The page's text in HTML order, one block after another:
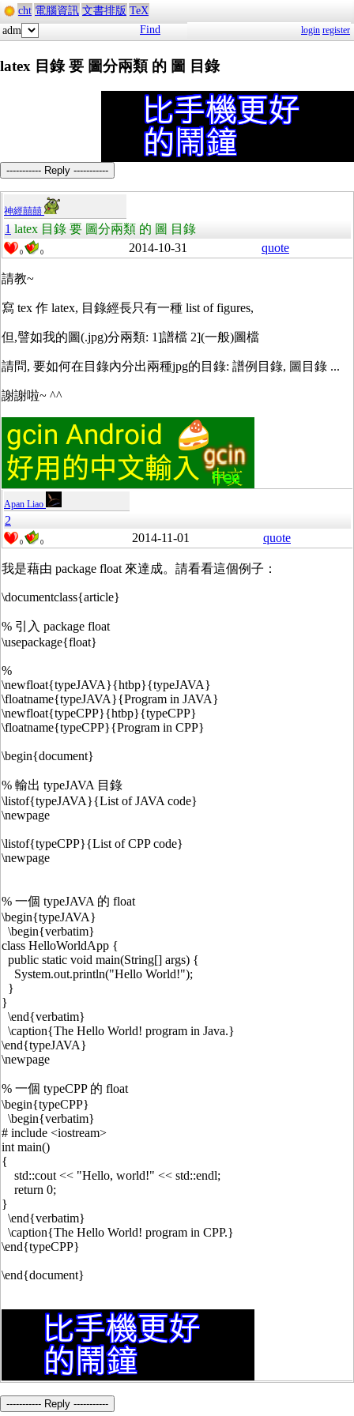
cht 電腦資訊 文書排版 TeX
adm
Find login register
latex 目錄 要 圖分兩類 的 圖 目錄
----------- Reply -----------
神經囍囍
1 latex 目錄 要 圖分兩類 的 圖 目錄
0 0 2014-10-31 quote
請教~
寫 tex 作 latex, 目錄經長只有一種 list of figures,
但,譬如我的圖(.jpg)分兩類: 1]譜檔 2](一般)圖檔
請問, 要如何在目錄內分出兩種jpg的目錄: 譜例目錄, 圖目錄 ...
謝謝啦~ ^^
Apan Liao
2
0 0 2014-11-01 quote
我是藉由 package float 來達成。請看看這個例子：
\documentclass{article}
% 引入 package float
\usepackage{float}
%
\newfloat{typeJAVA}{htbp}{typeJAVA}
\floatname{typeJAVA}{Program in JAVA}
\newfloat{typeCPP}{htbp}{typeCPP}
\floatname{typeCPP}{Program in CPP}
\begin{document}
% 輸出 typeJAVA 目錄
\listof{typeJAVA}{List of JAVA code}
\newpage
\listof{typeCPP}{List of CPP code}
\newpage
% 一個 typeJAVA 的 float
\begin{typeJAVA}
\begin{verbatim}
class HelloWorldApp {
public static void main(String[] args) {
System.out.println("Hello World!");
}
}
\end{verbatim}
\caption{The Hello World! program in Java.}
\end{typeJAVA}
\newpage
% 一個 typeCPP 的 float
\begin{typeCPP}
\begin{verbatim}
# include <iostream>
int main()
{
std::cout << "Hello, world!" << std::endl;
return 0;
}
\end{verbatim}
\caption{The Hello World! program in CPP.}
\end{typeCPP}
\end{document}
----------- Reply -----------